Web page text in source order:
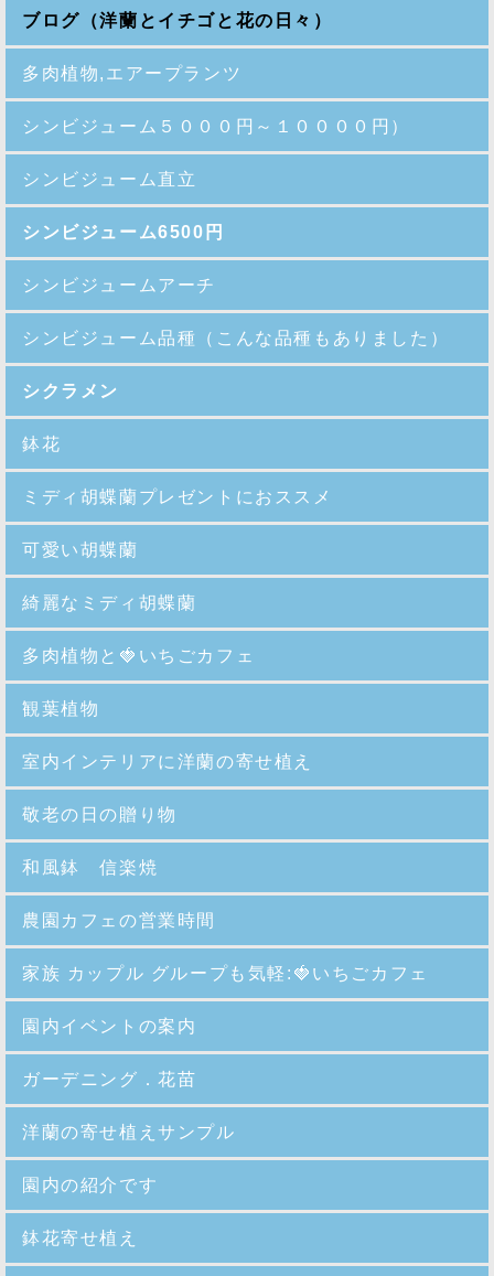
ブログ（洋蘭とイチゴと花の日々）
多肉植物,エアープランツ
シンビジューム５０００円～１００００円）
シンビジューム直立
シンビジューム6500円
シンビジュームアーチ
シンビジューム品種 （こんな品種もありました）
シクラメン
鉢花
ミディ胡蝶蘭プレゼントにおススメ
可愛い胡蝶蘭
綺麗なミディ胡蝶蘭
多肉植物と🍓いちごカフェ
観葉植物
室内インテリアに洋蘭の寄せ植え
敬老の日の贈り物
和風鉢 信楽焼
農園カフェの営業時間
家族 カップル グループも気軽:🍓いちごカフェ
園内イベントの案内
ガーデニング．花苗
洋蘭の寄せ植えサンプル
園内の紹介 です
鉢花寄せ植え